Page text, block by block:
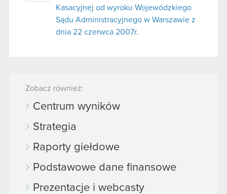
Kasacyjnej od wyroku Wojewódzkiego
Sądu Administracyjnego w Warszawie z
dnia 22 czerwca 2007r.
Zobacz również:
Centrum wyników
Strategia
Raporty giełdowe
Podstawowe dane finansowe
Prezentacje i webcasty